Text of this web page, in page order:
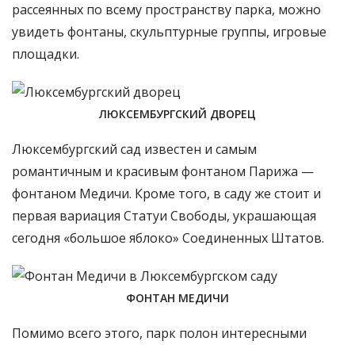
рассеянных по всему пространству парка, можно
увидеть фонтаны, скульптурные группы, игровые
площадки.
ЛЮКСЕМБУРГСКИЙ ДВОРЕЦ
Люксембургский сад известен и самым
романтичным и красивым фонтаном Парижа —
фонтаном Медичи. Кроме того, в саду же стоит и
первая вариация Статуи Свободы, украшающая
сегодня «большое яблоко» Соединенных Штатов.